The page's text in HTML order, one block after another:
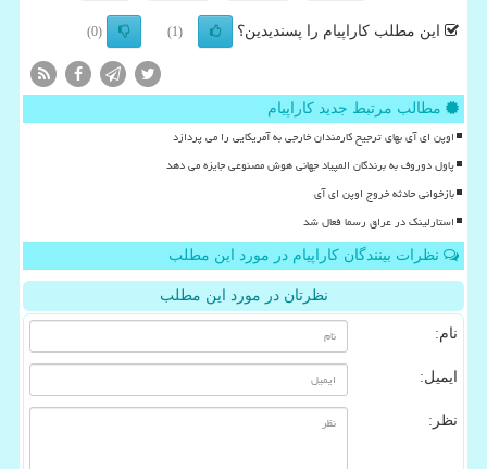
این مطلب کاراپیام را پسندیدین؟ (1)
(0)
مطالب مرتبط جدید کاراپیام
اوپن ای آی بهای ترجیح کارمندان خارجی به آمریکایی را می پردازد
پاول دوروف به برندگان المپیاد جهانی هوش مصنوعی جایزه می دهد
بازخوانی حادثه خروج اوپن ای آی
استارلینک در عراق رسما فعال شد
نظرات بینندگان کاراپیام در مورد این مطلب
نظرتان در مورد این مطلب
نام:
ایمیل:
نظر: